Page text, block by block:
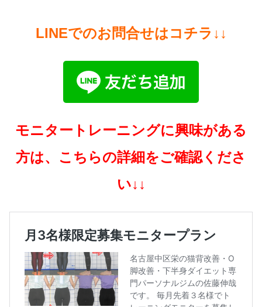
LINEでのお問合せはコチラ↓↓
モニタートレーニングに興味がある
方は、こちらの詳細をご確認くださ
い↓↓